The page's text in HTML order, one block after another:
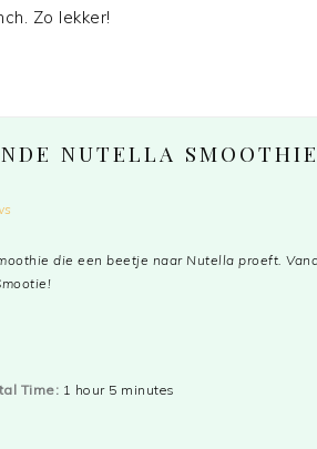
Zo lekker!
NUTELLA SMOOTHIE
die een beetje naar Nutella proeft.
Time: 1 hour 5 minutes